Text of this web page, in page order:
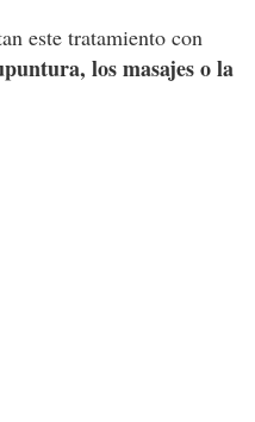
este tratamiento con
los masajes o la